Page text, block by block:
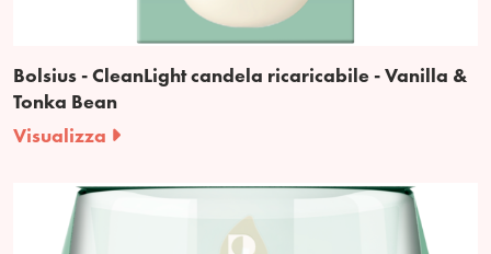
Bolsius - CleanLight candela ricaricabile - Vanilla &
Tonka Bean
Visualizza